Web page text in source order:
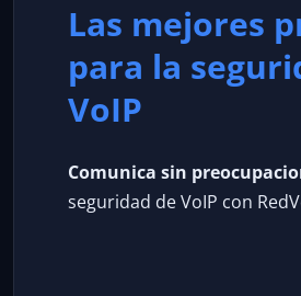
Las mejores
para la
VoIP
Comunica sin
seguridad de VoIP con